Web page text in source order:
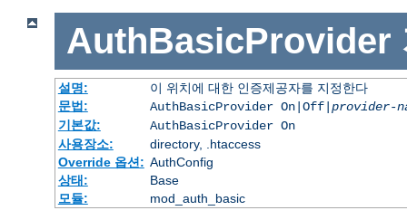
AuthBasicProvider
설명:
이 위치에 대한 인증제공자를 지정한다
문법:
AuthBasicProvider On|Off| provider-
기본값:
AuthBasicProvider On
사용장소:
directory, .htaccess
Override 옵션: AuthConfig
상태:
Base
모듈:
mod_auth_basic